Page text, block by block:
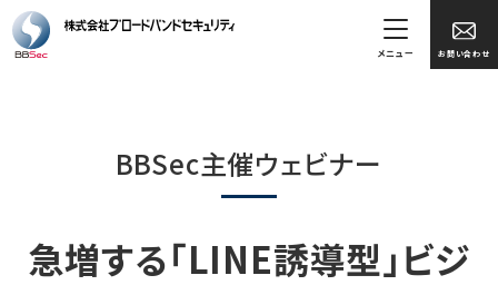
お問い合わせ
メニュー
BBSec主催ウェビナー
急増する「LINE誘導型」ビジ